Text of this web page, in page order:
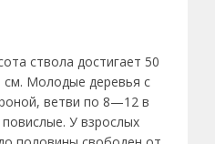
ствола достигает 50
Молодые деревья с
ветви по 8—12 в
У взрослых